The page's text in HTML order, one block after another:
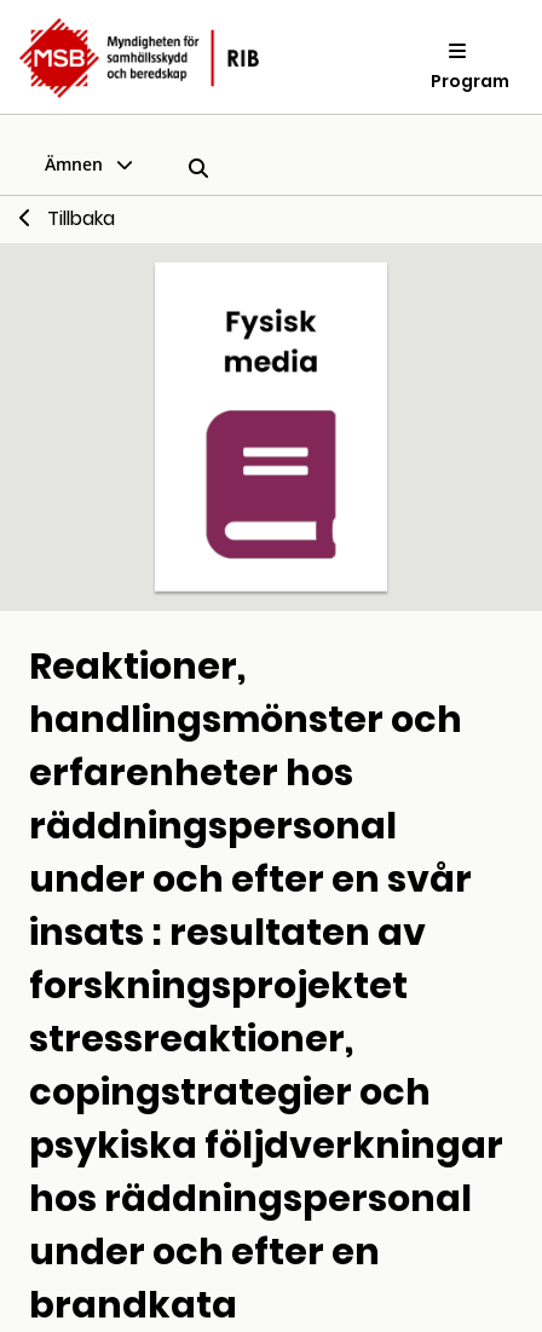
Program
Ämnen
Tillbaka
Reaktioner,
handlingsmönster och
erfarenheter hos
räddningspersonal
under och efter en svår
insats : resultaten av
forskningsprojektet
stressreaktioner,
copingstrategier och
psykiska följdverkningar
hos räddningspersonal
under och efter en
brandkata